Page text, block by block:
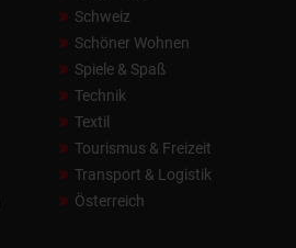
Schweiz
Schöner Wohnen
Spiele & Spaß
Technik
Textil
Tourismus & Freizeit
Transport & Logistik
Österreich